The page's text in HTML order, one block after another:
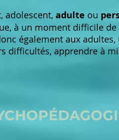
adolescent, adulte ou
, à un moment difficile de
également aux
difficultés, apprendre à